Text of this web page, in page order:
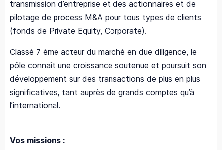
transmission d’entreprise et des actionnaires et de
pilotage de process M&A pour tous types de clients
(fonds de Private Equity, Corporate).
Classé 7 ème acteur du marché en due diligence, le
pôle connaît une croissance soutenue et poursuit son
développement sur des transactions de plus en plus
significatives, tant auprès de grands comptes qu’à
l’international.
Vos missions :